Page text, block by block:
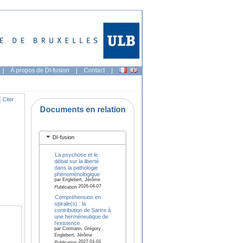
| À propos de DI-fusion | Contact |
Citer
Documents en relation
DI-fusion
La psychose et le
débat sur la liberté
dans la pathologie
phénoménologique
par Englebert, Jérôme
Publication2026-04-07
Compréhension en
spirale(s) : la
contribution de Sartre à
une herméneutique de
l’existence
par Cormann, Grégory ,
Englebert, Jérôme